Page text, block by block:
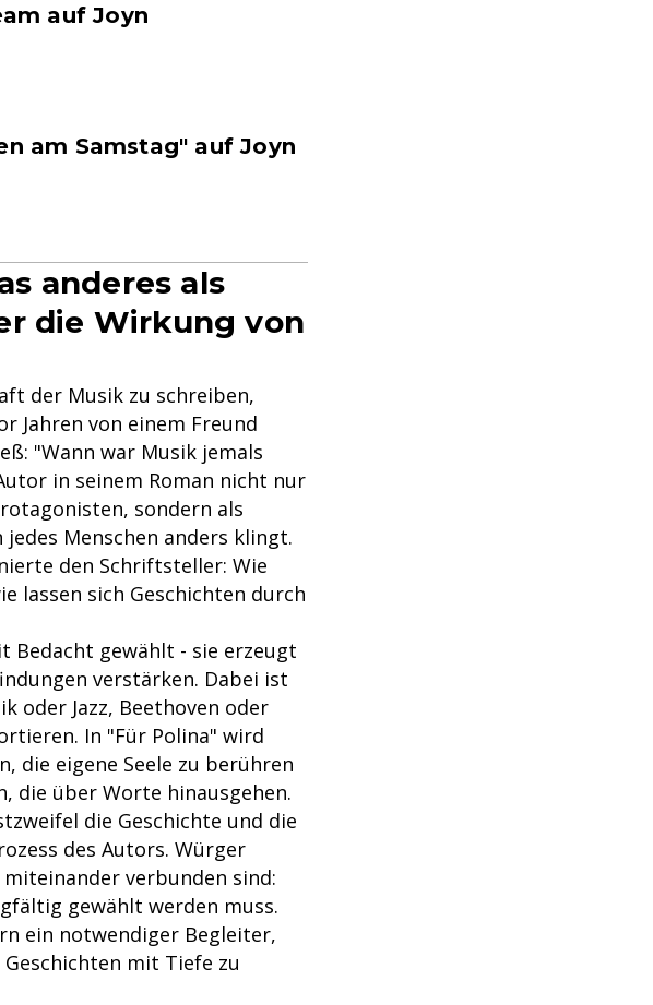
auf Joyn
am Samstag" auf Joyn
anderes als
die Wirkung von
der Musik zu schreiben,
Jahren von einem Freund
"Wann war Musik jemals
in seinem Roman nicht nur
sondern als
Menschen anders klingt.
den Schriftsteller: Wie
lassen sich Geschichten durch
Bedacht gewählt - sie erzeugt
verstärken. Dabei ist
oder Jazz, Beethoven oder
In "Für Polina" wird
die eigene Seele zu berühren
die über Worte hinausgehen.
die Geschichte und die
des Autors. Würger
verbunden sind:
gewählt werden muss.
ein notwendiger Begleiter,
mit Tiefe zu